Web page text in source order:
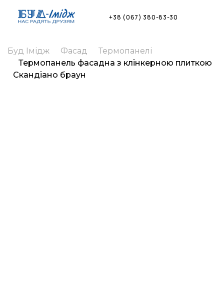
to
+38 (067) 380-83-30
Буд Імідж Фасад
Термопанелі
Термопанель фасадна з клінкерною плиткою
Скандіано браун